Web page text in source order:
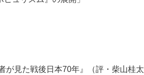
見た戦後日本70年』（評・柴山桂太